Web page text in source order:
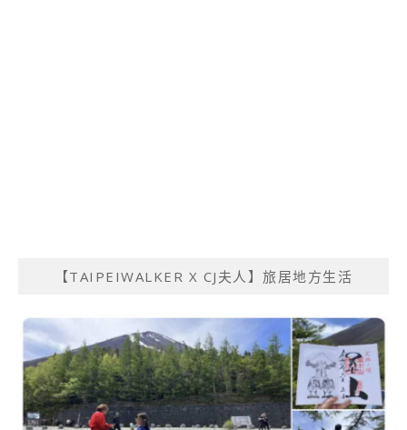
【TAIPEIWALKER X CJ夫人】旅居地方生活